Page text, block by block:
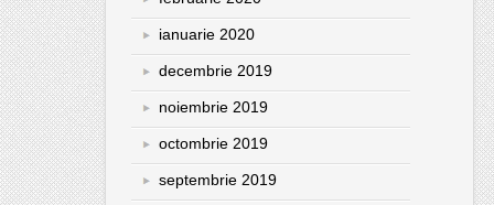
ianuarie 2020
decembrie 2019
noiembrie 2019
octombrie 2019
septembrie 2019